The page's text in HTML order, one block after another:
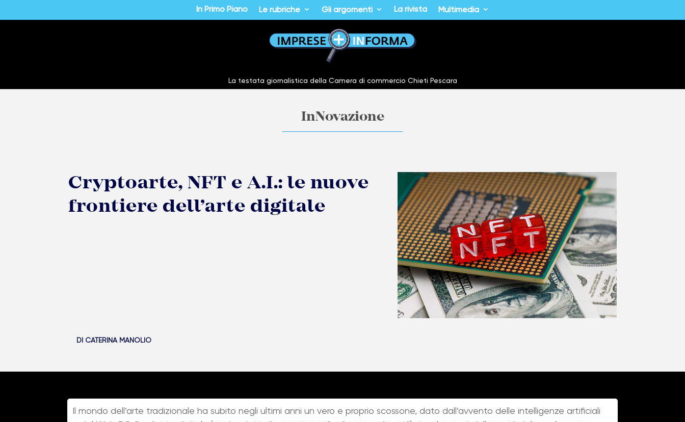
In Primo Piano Le rubriche Gli argomenti La rivista Multimedia
La testata giornalistica della Camera di commercio Chieti Pescara
InNovazione
Cryptoarte, NFT e A.I.: le nuove
frontiere dell’arte digitale
DI CATERINA MANOLIO
Il mondo dell’arte tradizionale ha subito negli ultimi anni un vero e proprio scossone, dato dall’avvento delle intelligenze artificiali